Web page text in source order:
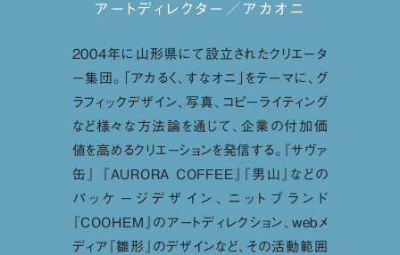
アートディレクター／アカオニ
2004年に山形県にて設立されたクリエータ
ー集団。「アカるく、すなオニ」をテーマに、グ
ラフィックデザイン、写真、コピーライティング
など様々な方法論を通じて、企業の付加価
値を高めるクリエーションを発信する。『サヴァ
缶』 『AURORA COFFEE』『男山』などの
パッケージデザイン、ニットブランド
『COOHEM』のアートディレクション、webメ
ディア『雛形』のデザインなど、その活動範囲